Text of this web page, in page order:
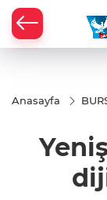
Anasayfa